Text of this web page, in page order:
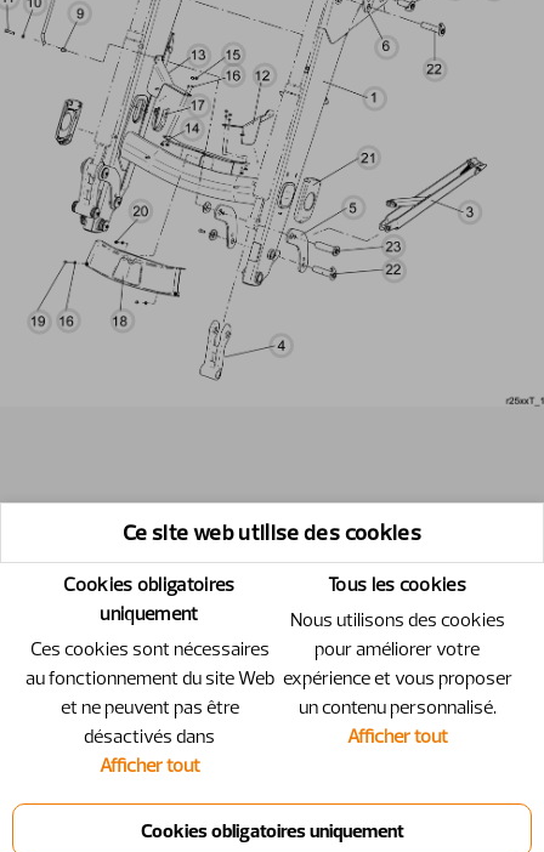
Ce site web utilise des cookies
Cookies obligatoires
uniquement
Ces cookies sont nécessaires
au fonctionnement du site Web
et ne peuvent pas être
désactivés dans
Afficher tout
Tous les cookies
Nous utilisons des cookies
pour améliorer votre
expérience et vous proposer
un contenu personnalisé.
Afficher tout